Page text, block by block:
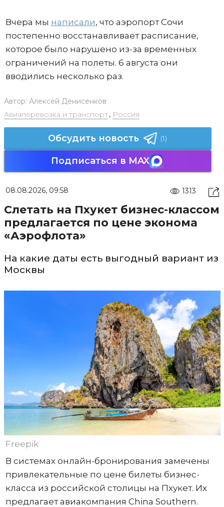
Вчера мы написали, что аэропорт Сочи
постепенно восстанавливает расписание,
которое было нарушено из-за временных
ограничений на полеты. 6 августа они
вводились несколько раз.
Автор: Алексей Денисенков
Авиаперевозка и транспорт, Россия
Обсудить новость (1)
Подписаться в MAX
08.08.2026, 09:58 1313
Слетать на Пхукет бизнес-классом
предлагается по цене эконома
«Аэрофлота»
На какие даты есть выгодный вариант из
Москвы
Freepik
В системах онлайн-бронирования замечены
привлекательные по цене билеты бизнес-
класса из российской столицы на Пхукет. Их
предлагает авиакомпания China Southern.